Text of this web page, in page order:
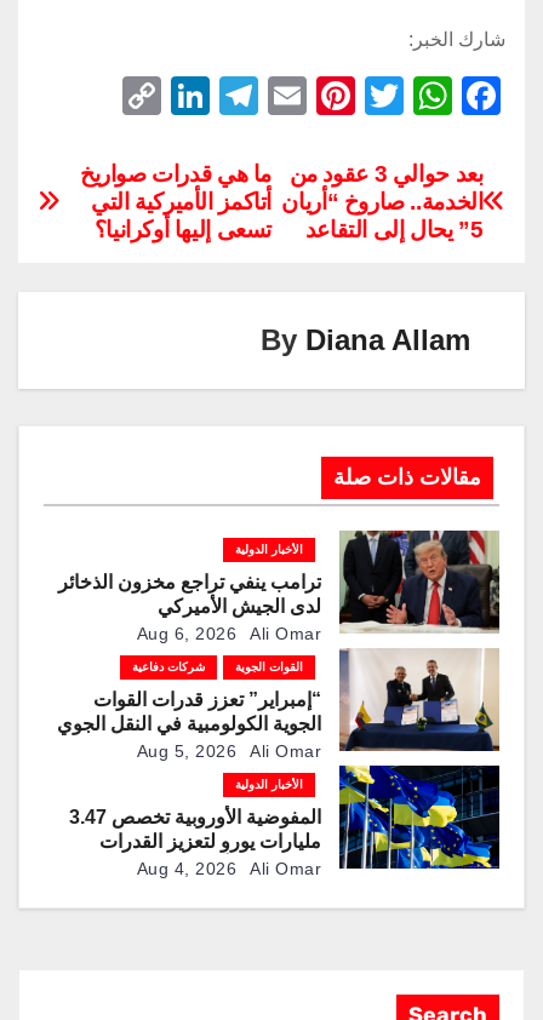
شارك الخبر:
F
c
e
b
o
W
at
s
A
p
T
tt
er
Pi
er
e
st
E
ail
T
e
gr
a
Li
k
e
dI
p
y
Li
ما هي قدرات صواريخ
أتاكمز الأميركية التي
تسعى إليها أوكرانيا؟
بعد حوالي 3 عقود من
الخدمة.. صاروخ “أريان
5” يحال إلى التقاعد
By Diana Allam
مقالات ذات صلة
الأخبار الدولية
ترامب ينفي تراجع مخزون الذخائر
لدى الجيش الأميركي
Aug 6, 2026 Ali Omar
القوات الجوية شركات دفاعية
“إمبراير” تعزز قدرات القوات
الجوية الكولومبية في النقل الجوي
والتزوّد بالوقود جوًا من خلال
ميلينيوم”
Aug 5, 2026 Ali Omar
الأخبار الدولية
المفوضية الأوروبية تخصص 3.47
مليارات يورو لتعزيز القدرات
العسكرية الأوكرانية
Aug 4, 2026 Ali Omar